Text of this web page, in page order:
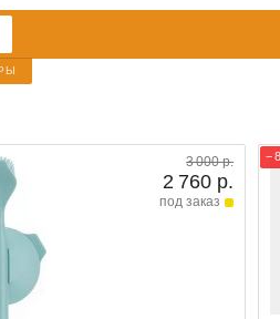
3 000 р.
2 760 р.
под заказ
−